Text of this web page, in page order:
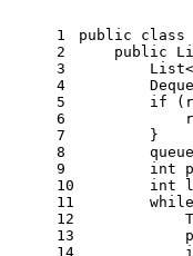
1
2
3
4
5
6
7
8
9
10
11
12
13
14
public class
public
if
        }
int
p
int
while